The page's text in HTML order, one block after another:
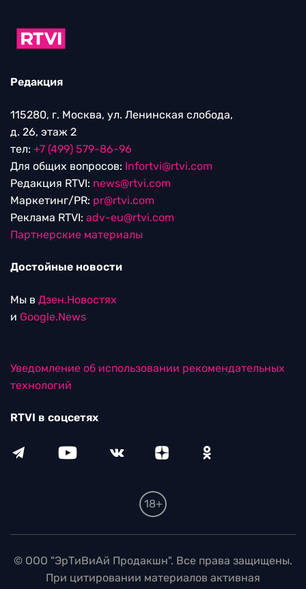
Редакция
115280, г. Москва, ул. Ленинская слобода,
д. 26, этаж 2
тел: +7 (499) 579-86-96
Для общих вопросов: Infortvi@rtvi.com
Редакция RTVI: news@rtvi.com
Маркетинг/PR: pr@rtvi.com
Реклама RTVI: adv-eu@rtvi.com
Партнерские материалы
Достойные новости
Мы в Дзен.Новостях
и Google.News
Уведомление об использовании рекомендательных
технологий
RTVI в соцсетях
18+
© ООО "ЭрТиВиАй Продакшн". Все права защищены.
При цитировании материалов активная